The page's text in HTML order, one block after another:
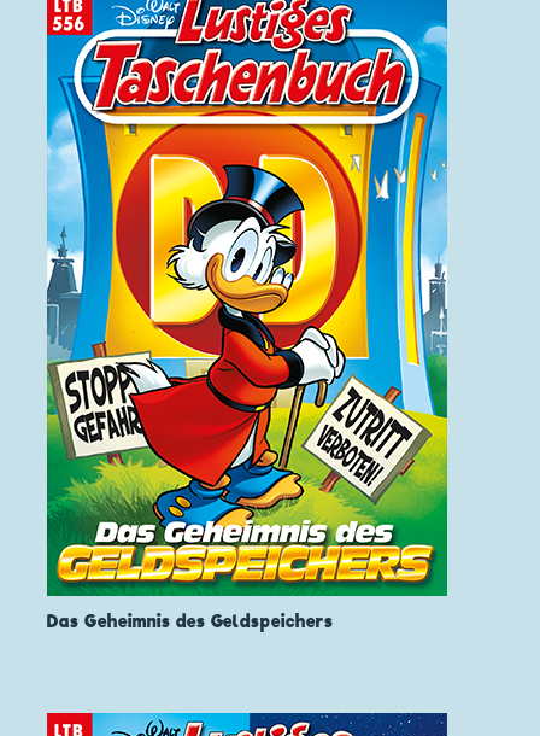
Das Geheimnis des Geldspeichers